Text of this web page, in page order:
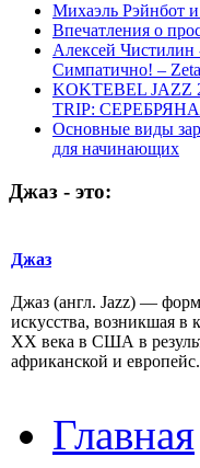
Михаэль Рэйнбот
Впечатления о
Алексей Чистилин
Симпатично! –
KOKTEBEL JAZZ
TRIP:
Основные виды
для начинающих
Джаз - это:
Джаз
Джаз (англ. Jazz) —
искусства, возникшая
XX века в США в
африканской и
Главная